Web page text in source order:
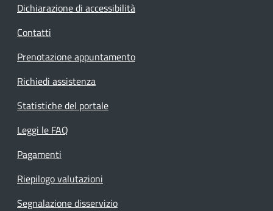
Dichiarazione di accessibilità
Contatti
Prenotazione appuntamento
Richiedi assistenza
Statistiche del portale
Leggi le FAQ
Pagamenti
Riepilogo valutazioni
Segnalazione disservizio